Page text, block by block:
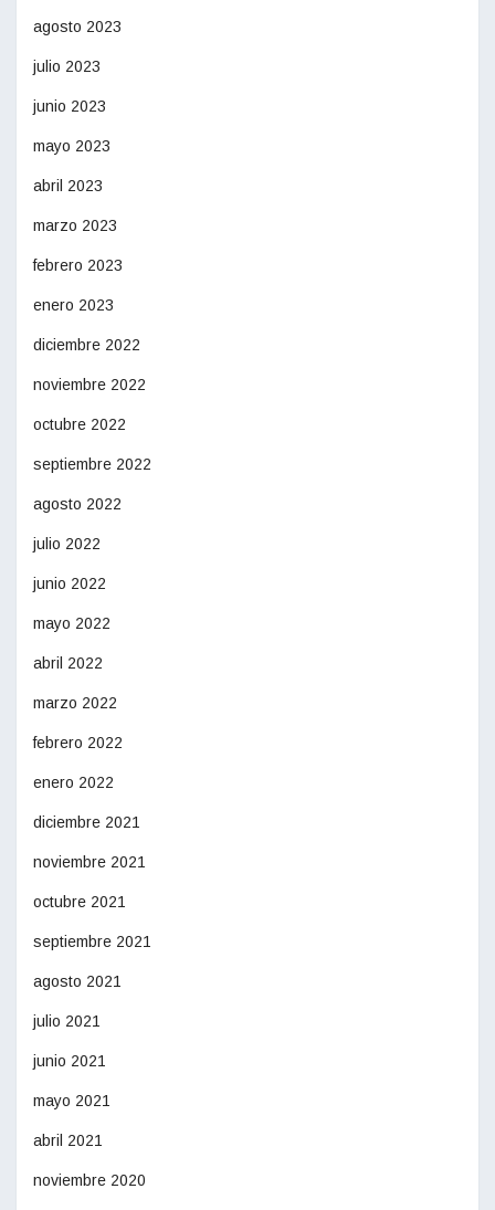
agosto 2023
julio 2023
junio 2023
mayo 2023
abril 2023
marzo 2023
febrero 2023
enero 2023
diciembre 2022
noviembre 2022
octubre 2022
septiembre 2022
agosto 2022
julio 2022
junio 2022
mayo 2022
abril 2022
marzo 2022
febrero 2022
enero 2022
diciembre 2021
noviembre 2021
octubre 2021
septiembre 2021
agosto 2021
julio 2021
junio 2021
mayo 2021
abril 2021
noviembre 2020